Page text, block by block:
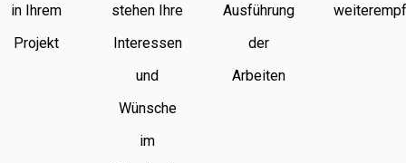
in Ihrem
Projekt
stehen Ihre
Interessen
und
Wünsche
im
Ausführung
der
Arbeiten